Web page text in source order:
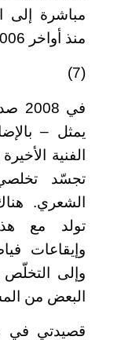
مباشرة
منذ أواخر 2006 وإلى الآن – في قصيدة النثر.
(7)
في
يمثل –
الفنية
تجسّد
الشعري.
تولد مع
وإيقاعات
وإلى
البعض من
قصيدتي في